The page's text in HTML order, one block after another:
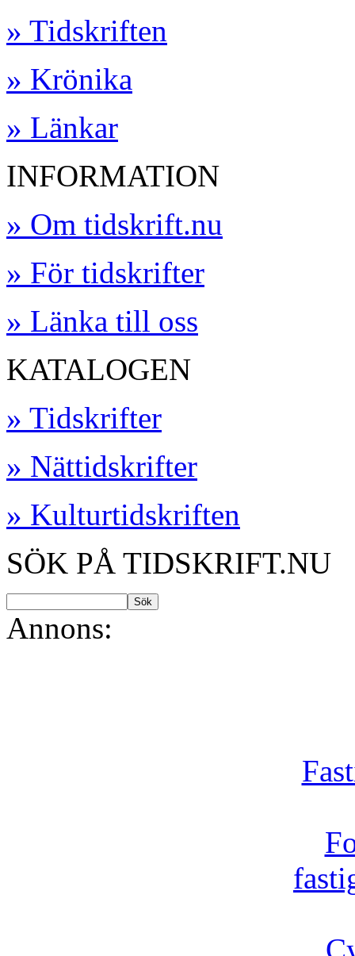
» Tidskriften
» Krönika
» Länkar
INFORMATION
» Om tidskrift.nu
» För tidskrifter
» Länka till oss
KATALOGEN
» Tidskrifter
» Nättidskrifter
» Kulturtidskriften
SÖK PÅ TIDSKRIFT.NU
Annons: